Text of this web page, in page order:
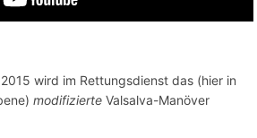
wird im Rettungsdienst das (hier in
modifizierte Valsalva-Manöver